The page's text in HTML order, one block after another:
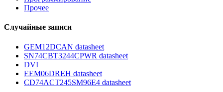
Прочее
Случайные записи
GEM12DCAN datasheet
SN74CBT3244CPWR datasheet
DVI
EEM06DREH datasheet
CD74ACT245SM96E4 datasheet